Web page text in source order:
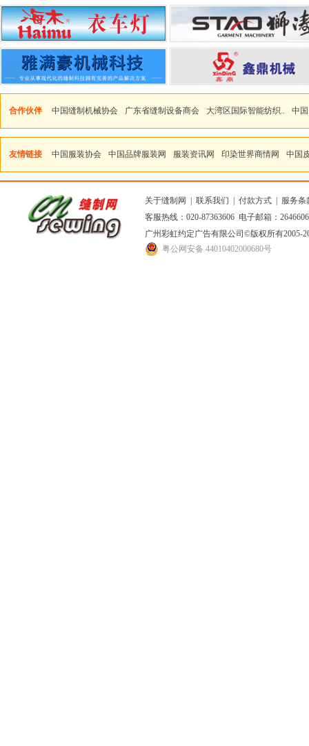
合作伙伴 中国缝制机械协会 广东省缝制设备商会 大湾区国际智能纺织.. 中
友情链接 中国服装协会 中国品牌服装网 服装资讯网 印染世界商情网 中国
关于缝制网 联系我们 付款方式
服务条
客服热线：020-87363606 电子邮箱：
广州彩虹约定广告有限公司 ©版权所有2005-
粤公网安备 44010402000680号